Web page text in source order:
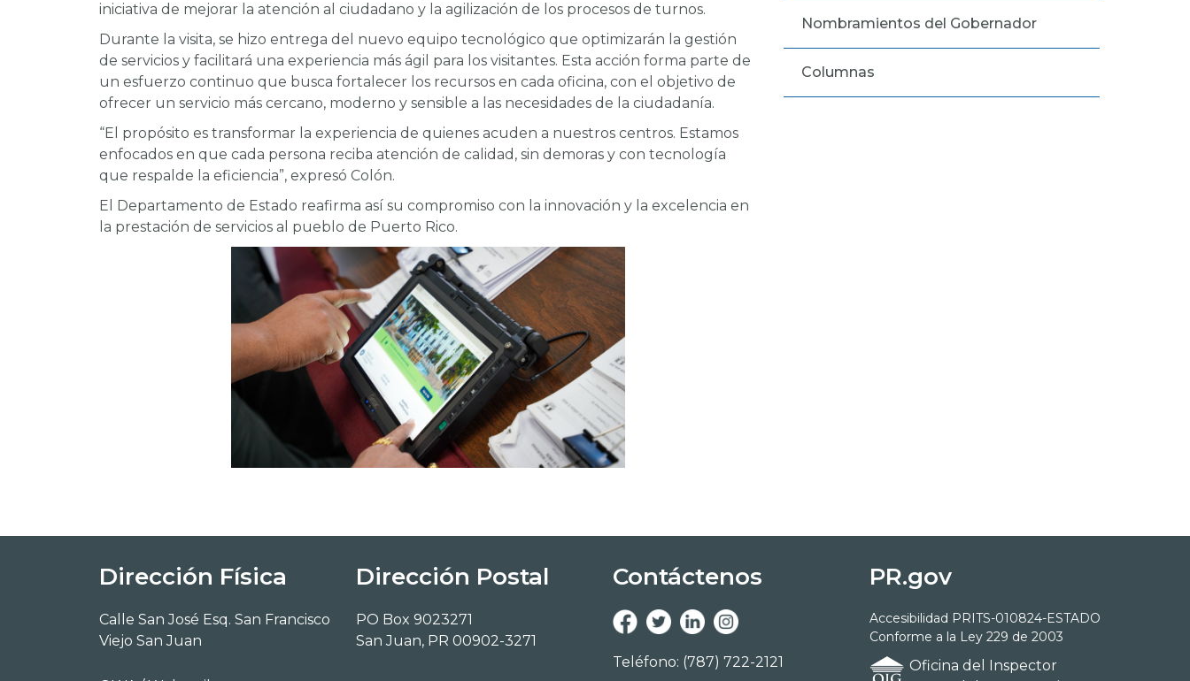
iniciativa de mejorar la atención al ciudadano y la agilización de los procesos de turnos.
Durante la visita, se hizo entrega del nuevo equipo tecnológico que optimizarán la gestión
de servicios y facilitará una experiencia más ágil para los visitantes. Esta acción forma parte de
un esfuerzo continuo que busca fortalecer los recursos en cada oficina, con el objetivo de
ofrecer un servicio más cercano, moderno y sensible a las necesidades de la ciudadanía.
“El propósito es transformar la experiencia de quienes acuden a nuestros centros. Estamos
enfocados en que cada persona reciba atención de calidad, sin demoras y con tecnología
que respalde la eficiencia”, expresó Colón.
El Departamento de Estado reafirma así su compromiso con la innovación y la excelencia en
la prestación de servicios al pueblo de Puerto Rico.
Nombramientos del Gobernador
Columnas
Dirección Física
Calle San José Esq. San Francisco
Viejo San Juan
Dirección Postal
PO Box 9023271
San Juan, PR 00902-3271
Contáctenos
Teléfono: (787) 722-2121
PR.gov
Accesibilidad PRITS-010824-ESTADO
Conforme a la Ley 229 de 2003
Oficina del Inspector